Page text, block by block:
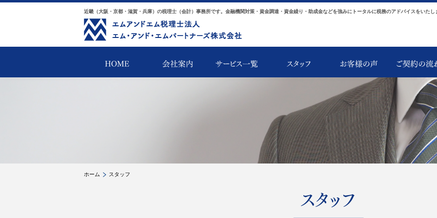
近畿（大阪・京都・滋賀・兵庫）の税理士（会計）事務所です。金融機関対策・資金調達・資金繰り・助成金などを強みにトータルに税務のアドバイスをいたし
ホーム スタッフ